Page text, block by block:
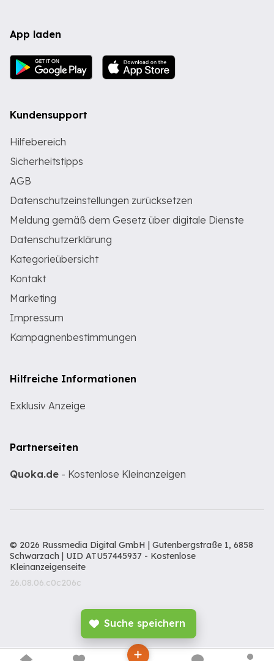
Suche speichern
App laden
Kundensupport
Hilfebereich
Sicherheitstipps
AGB
Datenschutzeinstellungen zurücksetzen
Meldung gemäß dem Gesetz über digitale Dienste
Datenschutzerklärung
Kategorieübersicht
Kontakt
Marketing
Impressum
Kampagnenbestimmungen
Hilfreiche Informationen
Exklusiv Anzeige
Partnerseiten
Quoka.de - Kostenlose Kleinanzeigen
© 2026 Russmedia Digital GmbH | Gutenbergstraße 1, 6858
Schwarzach | UID ATU57445937 - Kostenlose
Kleinanzeigenseite
26.08.06.c0c206c